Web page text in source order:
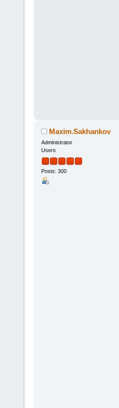
Maxim.Sakhankov
Administrator
Users
Posts: 300